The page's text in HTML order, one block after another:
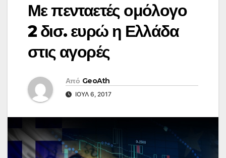
Με πενταετές ομόλογο
2 δισ. ευρώ η Ελλάδα
στις αγορές
Από GeoAth
ΙΟΎΛ 6, 2017